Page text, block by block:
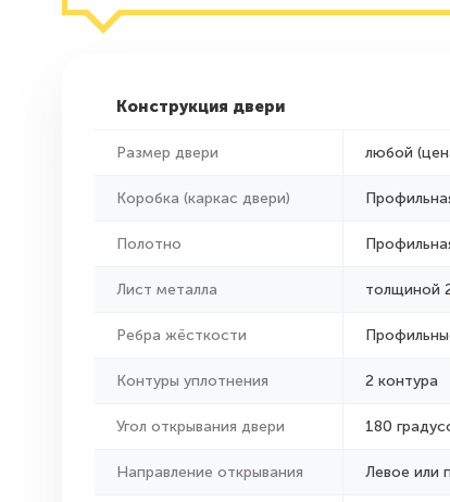
Конструкция двери
Размер двери любой
Коробка (каркас двери)
Полотно
Лист металла толщиной
Ребра жёсткости
Контуры уплотнения 2 контура
Угол открывания двери 180
Направление открывания Левое или